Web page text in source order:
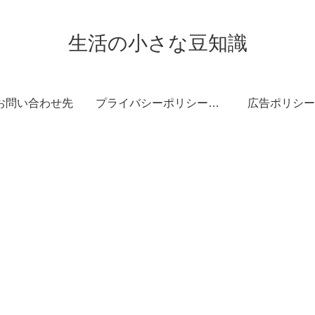
生活の小さな豆知識
問い合わせ先 プライバシーポリシー・免責事項 広告ポリシー